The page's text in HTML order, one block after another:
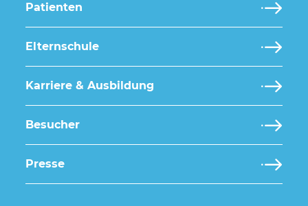
Patienten
Elternschule
Karriere & Ausbildung
Besucher
Presse